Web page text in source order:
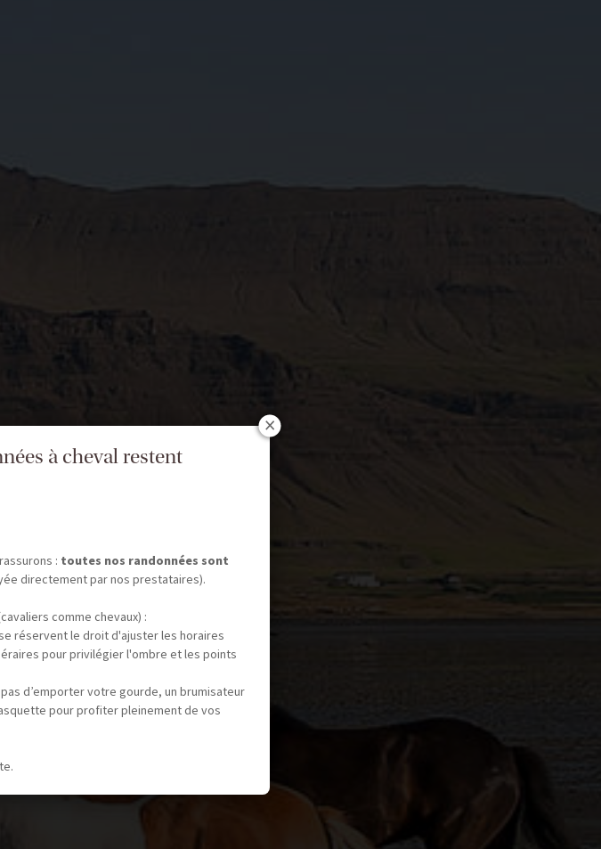
à cheval restent
: toutes nos randonnées sont
directement par nos prestataires).
comme chevaux) :
réservent le droit d'ajuster les horaires
pour privilégier l'ombre et les points
d’emporter votre gourde, un brumisateur
pour profiter pleinement de vos